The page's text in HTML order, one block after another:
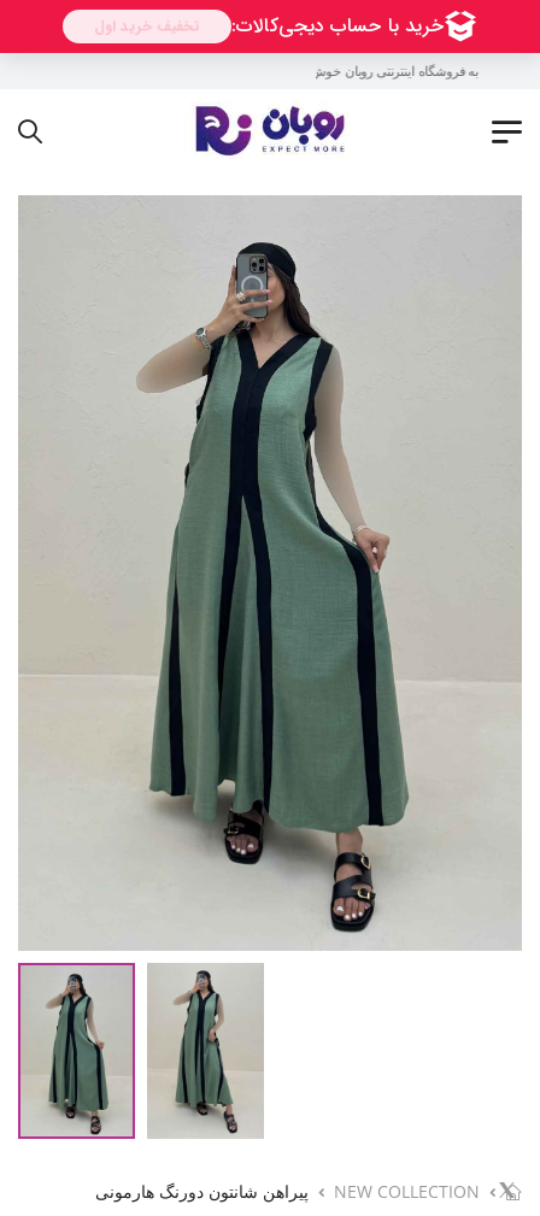
به فروشگاه اینترنتی روبان خوش آمدید !
NEW COLLECTION پیراهن شانتون دورنگ هارمونی